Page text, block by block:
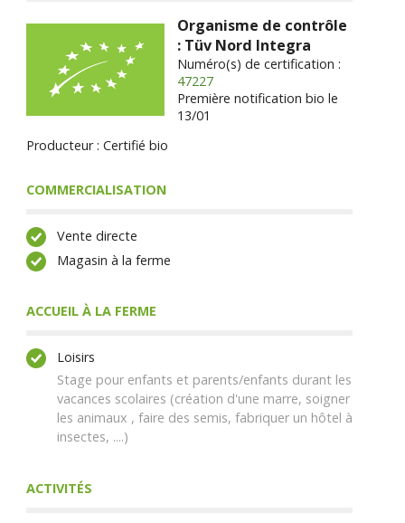
Organisme de contrôle
: Tüv Nord Integra
Numéro(s) de certification :
47227
Première notification bio le
13/01
Producteur : Certifié bio
COMMERCIALISATION
Vente directe
Magasin à la ferme
ACCUEIL À LA FERME
Loisirs
Stage pour enfants et parents/enfants durant les
vacances scolaires (création d'une marre, soigner
les animaux , faire des semis, fabriquer un hôtel à
insectes, ....)
ACTIVITÉS